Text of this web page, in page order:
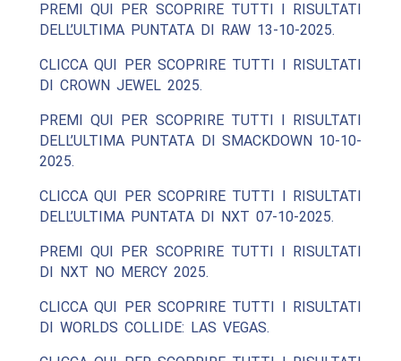
PREMI QUI PER SCOPRIRE TUTTI I RISULTATI
DELL’ULTIMA PUNTATA DI RAW 13-10-2025.
CLICCA QUI PER SCOPRIRE TUTTI I RISULTATI
DI CROWN JEWEL 2025.
PREMI QUI PER SCOPRIRE TUTTI I RISULTATI
DELL’ULTIMA PUNTATA DI SMACKDOWN 10-10-
2025.
CLICCA QUI PER SCOPRIRE TUTTI I RISULTATI
DELL’ULTIMA PUNTATA DI NXT 07-10-2025.
PREMI QUI PER SCOPRIRE TUTTI I RISULTATI
DI NXT NO MERCY 2025.
CLICCA QUI PER SCOPRIRE TUTTI I RISULTATI
DI WORLDS COLLIDE: LAS VEGAS.